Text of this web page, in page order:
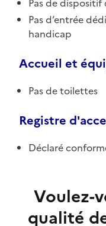
Pas d’entrée
handicap
Accueil et
Pas de toilettes
Registre
Déclaré
Voulez-
qualité